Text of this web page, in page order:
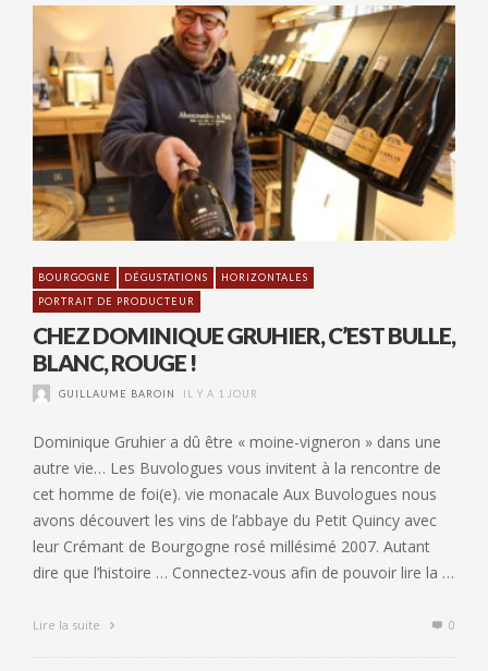
BOURGOGNE DÉGUSTATIONS
HORIZONTALES
PORTRAIT DE PRODUCTEUR
CHEZ DOMINIQUE GRUHIER, C’EST BULLE,
BLANC, ROUGE !
GUILLAUME BAROIN IL Y A 1 JOUR
Dominique Gruhier a dû être « moine-vigneron » dans une
autre vie… Les Buvologues vous invitent à la rencontre de
cet homme de foi(e). vie monacale Aux Buvologues nous
avons découvert les vins de l’abbaye du Petit Quincy avec
leur Crémant de Bourgogne rosé millésimé 2007. Autant
dire que l’histoire … Connectez-vous afin de pouvoir lire la …
Lire la suite 0